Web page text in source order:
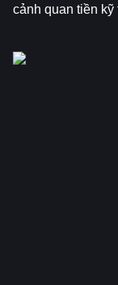
cảnh quan tiền kỹ